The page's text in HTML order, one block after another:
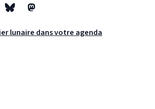
BlueskyMastodon
lunaire dans votre agenda